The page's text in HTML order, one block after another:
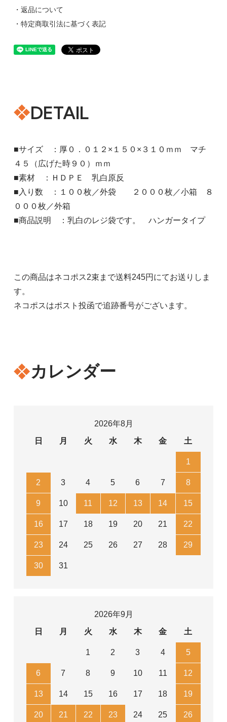
・返品について
・特定商取引法に基づく表記
DETAIL
■サイズ ：厚０．０１２×１５０×３１０ｍｍ マチ
４５（広げた時９０）ｍｍ
■素材 ：ＨＤＰＥ 乳白原反
■入り数 ：１００枚／外袋 ２０００枚／小箱 ８
０００枚／外箱
■商品説明 ：乳白のレジ袋です。 ハンガータイプ
この商品はネコポス2束まで送料245円にてお送りしま
す。
ネコポスはポスト投函で追跡番号がございます。
カレンダー
2026年8月
日
月 火 水 木 金 土
1
2 3 4 5 6 7 8
9 10 11 12 13 14 15
16 17 18 19 20 21 22
23 24 25 26 27 28 29
30 31
2026年9月
日
月 火 水 木 金 土
1 2 3 4 5
6 7 8 9 10 11 12
13 14 15 16 17 18 19
20 21 22 23 24 25 26